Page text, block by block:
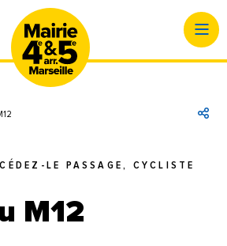
LE PASSAGE, CYCLISTE
M12